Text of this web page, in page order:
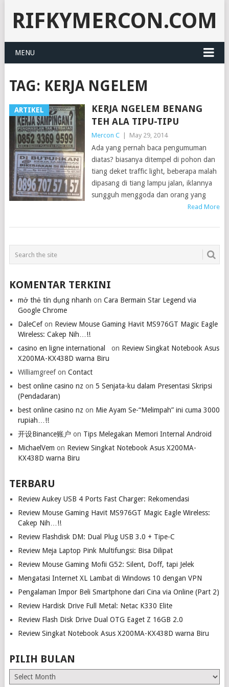
RIFKYMERCON.COM
MENU
TAG: KERJA NGELEM
ARTIKEL
KERJA NGELEM BENANG
TEH ALA TIPU-TIPU
Mercon C May 29, 2014
Ada yang pernah baca pengumuman
diatas? biasanya ditempel di pohon dan
tiang deket traffic light, beberapa malah
dipasang di tiang lampu jalan, iklannya
sungguh menggoda dan orang yang
Read More
KOMENTAR TERKINI
mở thẻ tín dụng nhanh on Cara Bermain Star Legend via
Google Chrome
DaleCefon Review Mouse Gaming Havit MS976GT Magic Eagle
Wireless: Cakep Nih…!!
casino en ligne international
on Review Singkat Notebook Asus
X200MA-KX438D warna Biru
Williamgreefon Contact
best online casino nz on 5 Senjata-ku dalam Presentasi Skripsi
(Pendadaran)
best online casino nz on Mie Ayam Se-“Melimpah” ini cuma 3000
rupiah…!!
开设Binance账户 on Tips Melegakan Memori Internal Android
MichaelVem on Review Singkat Notebook Asus X200MA-
KX438D warna Biru
TERBARU
Review Aukey USB 4 Ports Fast Charger: Rekomendasi
Review Mouse Gaming Havit MS976GT Magic Eagle Wireless:
Cakep Nih…!!
Review Flashdisk DM: Dual Plug USB 3.0 + Tipe-C
Review Meja Laptop Pink Multifungsi: Bisa Dilipat
Review Mouse Gaming Mofii G52: Silent, Doff, tapi Jelek
Mengatasi Internet XL Lambat di Windows 10 dengan VPN
Pengalaman Impor Beli Smartphone dari Cina via Online (Part 2)
Review Hardisk Drive Full Metal: Netac K330 Elite
Review Flash Disk Drive Dual OTG Eaget Z 16GB 2.0
Review Singkat Notebook Asus X200MA-KX438D warna Biru
PILIH BULAN
Pilih
Bulan